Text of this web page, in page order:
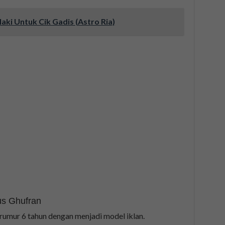
Untuk Cik Gadis (Astro Ria)
Ghufran
6 tahun dengan menjadi model iklan.